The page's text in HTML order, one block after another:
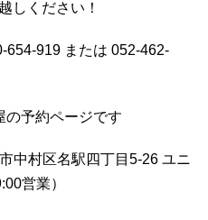
しください！
654-919 または 052-462-
の予約ページです
中村区名駅四丁目5-26 ユニ
営業）